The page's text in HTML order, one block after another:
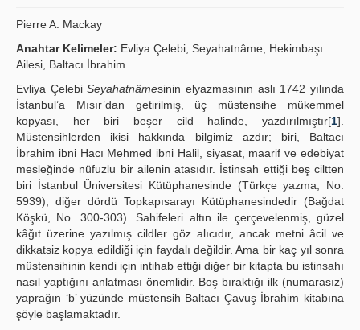
Writing Rules
Principles
Publication Policies
Guidelines
Contact Us
Pierre A. Mackay
Anahtar Kelimeler: Evliya Çelebi, Seyahatnâme, Hekimbaşı
Ailesi, Baltacı İbrahim
Evliya ÇelebiSeyahatnâmesinin elyazmasının aslı 1742 yılında
İstanbul’a Mısır’dan getirilmiş, üç müstensihe mükemmel
kopyası, her biri beşer cild halinde, yazdırılmıştır[1].
Müstensihlerden ikisi hakkında bilgimiz azdır; biri, Baltacı
İbrahim ibni Hacı Mehmed ibni Halil, siyasat, maarif ve edebiyat
mesleğinde nüfuzlu bir ailenin atasıdır. İstinsah ettiği beş ciltten
biri İstanbul Üniversitesi Kütüphanesinde (Türkçe yazma, No.
5939), diğer dördü Topkapısarayı Kütüphanesindedir (Bağdat
Köşkü, No. 300-303). Sahifeleri altın ile çerçevelenmiş, güzel
kâğıt üzerine yazılmış cildler göz alıcıdır, ancak metni âcil ve
dikkatsiz kopya edildiği için faydalı değildir. Ama bir kaç yıl sonra
müstensihinin kendi için intihab ettiği diğer bir kitapta bu istinsahı
nasıl yaptığını anlatması önemlidir. Boş bıraktığı ilk (numarasız)
yaprağın ‘b’ yüzünde müstensih Baltacı Çavuş İbrahim kitabına
şöyle başlamaktadır.